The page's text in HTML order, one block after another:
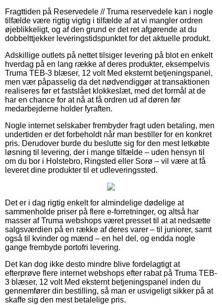
Fragttiden på Reservedele // Truma reservedele kan i nogle
tilfælde være rigtig vigtig i tilfælde af at vi mangler ordren
øjeblikkeligt, og af den grund er det ret afgørende at du
dobbelttjekker leveringstidspunktet for det aktuelle produkt.
Adskillige outlets på nettet tilsiger levering på blot en enkelt
hverdag på en lang række af deres produkter, eksempelvis
Truma TEB-3 blæser, 12 volt Med eksternt betjeningspanel,
men vær påpasselig da det nødvendiggør at transaktionen
realiseres før et fastslået klokkeslæt, med det formål at de
har en chance for at nå at få ordren ud af døren før
medarbejderne holder fyraften.
Nogle internet selskaber frembyder fragt uden betaling, men
undertiden er det forbeholdt når man bestiller for en konkret
pris. Derudover burde du beslutte sig for den mest letkøbte
løsning til levering, der i mange tilfælde – uden hensyn til
om du bor i Holstebro, Ringsted eller Sorø – vil være at få
leveret dine produkter til et udleveringssted.
Det er i dag rigtig enkelt for almindelige dødelige at
sammenholde priser på flere e-forretninger, og altså har
masser af Truma webshops været presset til at at nedsætte
salgsværdien på en række af deres varer – til juniorer, samt
også til kvinder og mænd – en hel del, og endda nogle
gange frembyde portofri levering.
Det kan dog ikke desto mindre blive fordelagtigt at
efterprøve flere internet webshops efter rabat på Truma TEB-
3 blæser, 12 volt Med eksternt betjeningspanel inden du
gennemfører din bestilling, så man er usvigeligt sikker på at
skaffe sig den mest betalelige pris.